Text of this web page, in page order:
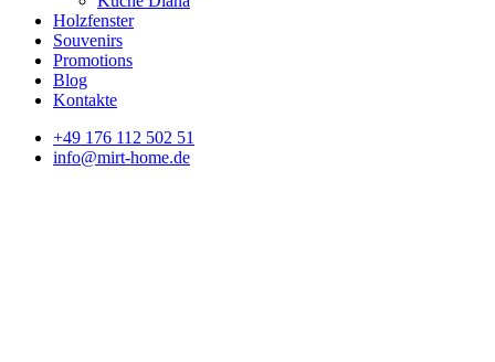
Holzfenster
Souvenirs
Promotions
Blog
Kontakte
+49 176 112 502 51
info@mirt-home.de